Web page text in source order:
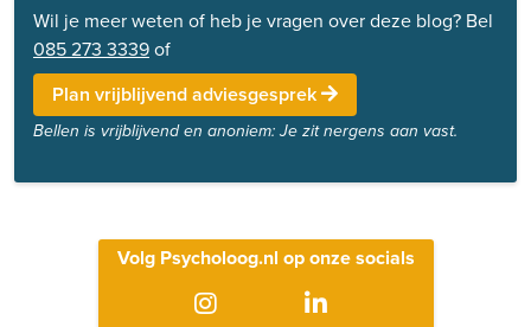
Wil je meer weten of heb je vragen over deze blog? Bel
085 273 3339of
Plan vrijblijvend adviesgesprek
Bellen is vrijblijvend en anoniem: Je zit nergens aan vast.
Volg Psycholoog.nl op onze socials